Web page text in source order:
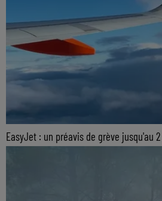
EasyJet : un préavis de grève jusqu'au